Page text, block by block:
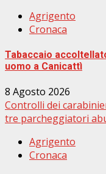
Agrigento
Cronaca
Tabaccaio
uomo a Canicattì
8 Agosto 2026
Controlli dei
tre parcheggiatori
Agrigento
Cronaca